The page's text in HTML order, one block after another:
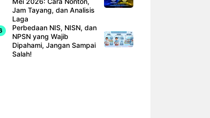
Jam Tayang, dan Analisis
Laga
Perbedaan NIS, NISN, dan
NPSN yang Wajib
Dipahami, Jangan Sampai
Salah!